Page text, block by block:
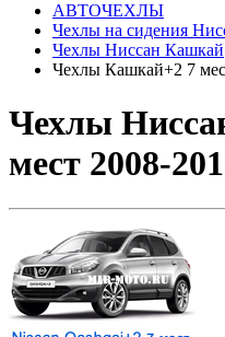
АВТОЧЕХЛЫ
Чехлы на сидения
Чехлы Ниссан Кашкай
Чехлы Кашкай+2 7
Чехлы
мест 2008-